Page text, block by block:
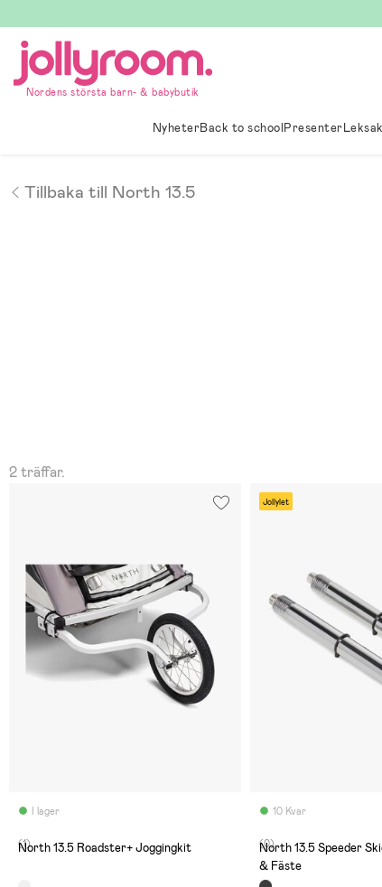
till
innehållet
Nordens största barn- & babybutik
NyheterBack to schoolPresenter
Tillbaka till North 13.5
2 träffar.
I lager
(1)
North 13.5 Roadster+ Joggingkit
Jollylet
10 Kvar
(0)
North 13.5 Speeder
& Fäste